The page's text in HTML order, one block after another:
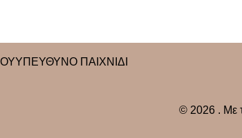
ΥΠΕΎΘΥΝΟ ΠΑΙΧΝΊΔΙ
© 2026 . Με